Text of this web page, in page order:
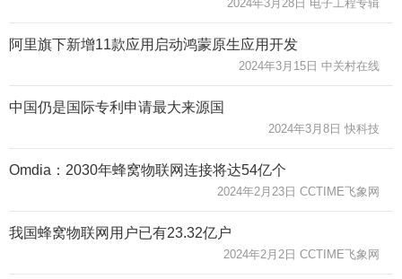
2024年3月28日 电子工程专辑
阿里旗下新增11款应用启动鸿蒙原生应用开发
2024年3月15日 中关村在线
中国仍是国际专利申请最大来源国
2024年3月8日 快科技
Omdia：2030年蜂窝物联网连接将达54亿个
2024年2月23日 CCTIME飞象网
我国蜂窝物联网用户已有23.32亿户
2024年2月2日 CCTIME飞象网